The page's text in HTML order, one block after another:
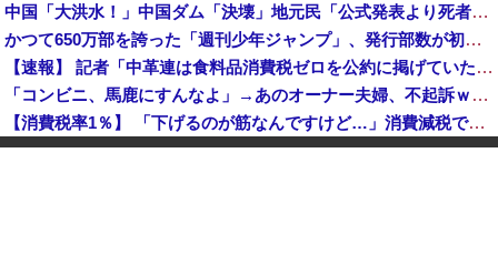
中国「大洪水！」中国ダム「決壊」地元民「公式発表より死者多い！」中国政府「住民拘束！（安否不明」中国当局「救助隊動画も削除」台風13号「三峡ダム接近中」→
かつて650万部を誇った「週刊少年ジャンプ」、発行部数が初の100万部割れ
【速報】 記者「中革連は食料品消費税ゼロを公約に掲げていたが？」→階猛氏「そ、それは財源確保という条件付き」
「コンビニ、馬鹿にすんなよ」→あのオーナー夫婦、不起訴ｗｗｗｗｗｗｗｗｗ
【消費税率1％】 「下げるのが筋なんですけど…」消費減税で値下がりする分と同じだけ商品を値上げして店頭価格を変えない店も
中国「大洪水！」中国ダム「決壊」地元民「公式発表より死者多い！」中国政府「住民拘束！（安否不明」中国当局「救助隊動画も削除」台風13号「三峡ダム接近中」→